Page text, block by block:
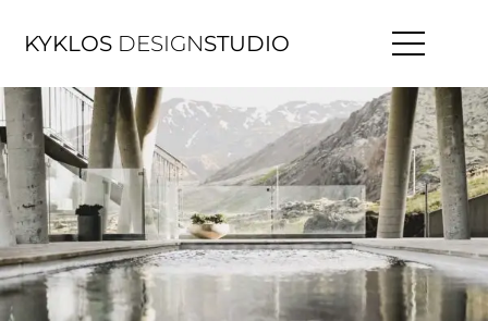
KYKLOS DESIGNSTUDIO